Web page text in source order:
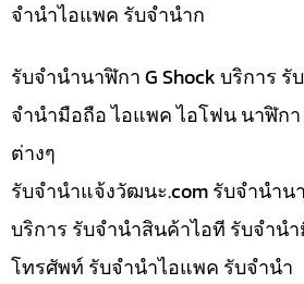
จำนำไอแพค รับจำนำก
รับจำนำนาฬิกา G Shock บริการ
จำนำมือถือ ไอแพค ไอโฟน นาฬิก
ต่างๆ
รับจํานําแจ้งวัฒนะ.com รับจำนำน
บริการ รับจำนำสินค้าไอที รับจำน
โทรศัพท์ รับจำนำไอแพค รับจำนำ